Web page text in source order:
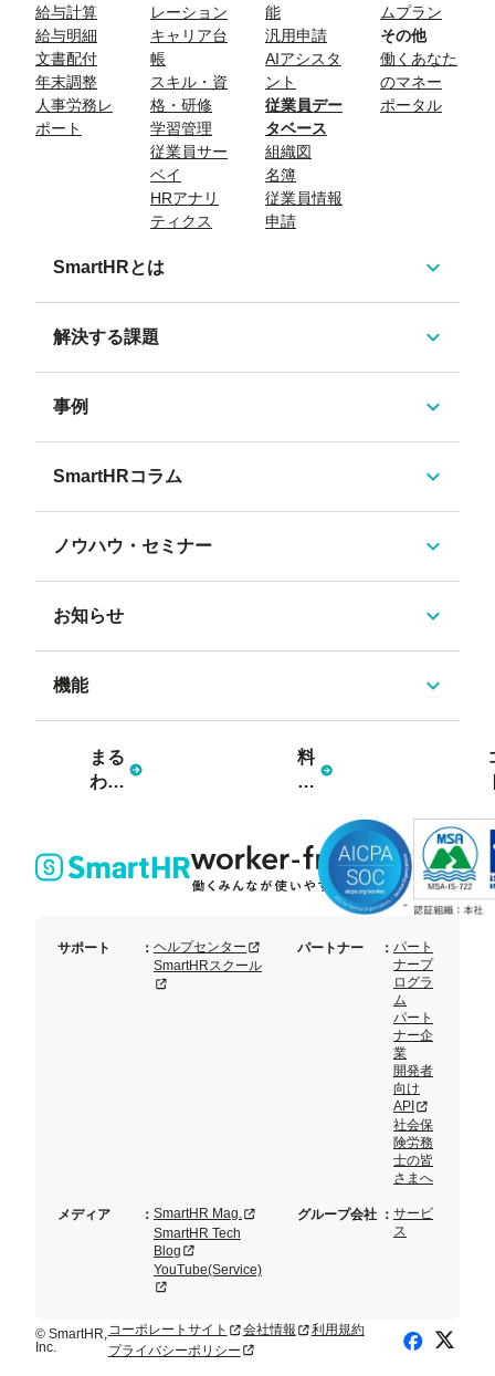
給与計算
給与明細
文書配付
年末調整
人事労務レ
ポート
レーション
キャリア台
帳
スキル・資
格・研修
学習管理
従業員サー
ベイ
HRアナリ
ティクス
能
汎用申請
AIアシスタ
ント
従業員デー
タベース
組織図
名簿
従業員情報
申請
ムプラン
その他
働くあなた
のマネー
ポータル
SmartHRとは
解決する課題
事例
SmartHRコラム
ノウハウ・セミナー
お知らせ
機能
まる
わか
セッ
料
金
ン
サポート ： ヘルプセンター 新規タブまたはウィンドウで開く
SmartHRスクール
新規タブまたはウィンドウで開く
メディア ： SmartHR Mag.新規タブまたはウィンドウで開く
SmartHR Tech
Blog 新規タブまたはウィンドウで開く
YouTube(Service)
新規タブまたはウィンドウで開く
パートナー ： パート
ナープ
ログラ
ム
パート
ナー企
業
開発者
向け
API新規タブま
社会保
険労務
士の皆
さまへ
グループ会社 ： サービ
ス
© SmartHR,
Inc.
コーポレートサイト 新規タブまたはウィンドウで開く
会社情報新規タブまたはウィンドウで開く
利用規約
プライバシーポリシー新規タブまたはウィンドウで開くFacebook
X